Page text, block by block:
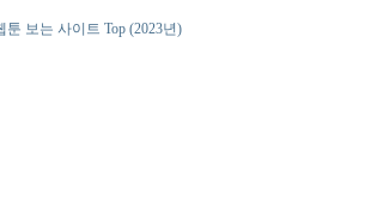
보는 사이트 Top (2023년)